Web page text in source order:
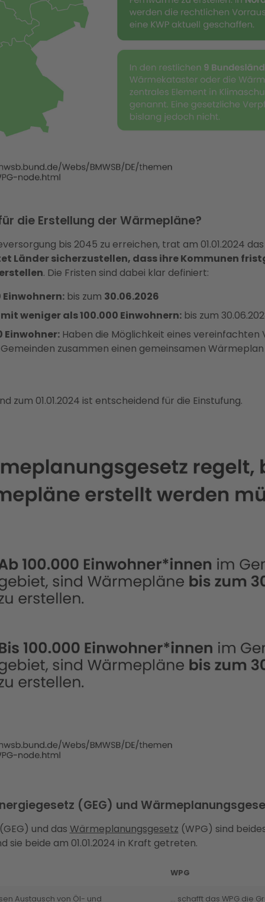
die Erstellung der Wärmepläne?
bis 2045 zu erreichen, trat am 01.01.2024
Länder sicherzustellen, dass ihre Kommunen
. Die Fristen sind dabei klar definiert:
bis zum 30.06.2026
weniger als 100.000 Einwohnern:bis zum
Einwohner:Haben die Möglichkeit eines vereinfachten
zusammen einen gemeinsamen
zum 01.01.2024 ist entscheidend für die Einstufung.
(GEG) und
und das Wärmeplanungsgesetz (WPG) sind
sie beide am 01.01.2024 in Kraft getreten.
WPG
Austausch von Öl- und … schafft das WPG die